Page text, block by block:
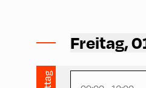
Freitag,